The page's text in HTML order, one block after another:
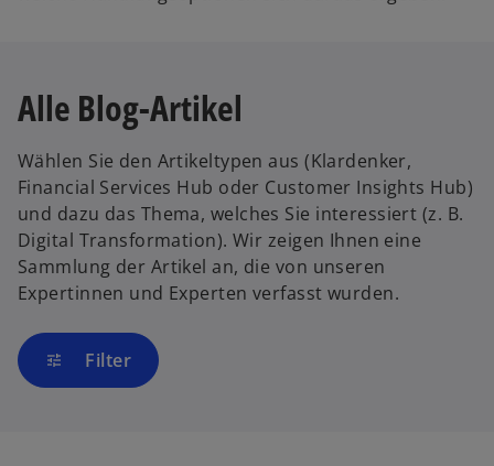
Alle Blog-Artikel
Wählen Sie den Artikeltypen aus (Klardenker,
Financial Services Hub oder Customer Insights Hub)
und dazu das Thema, welches Sie interessiert (z. B.
Digital Transformation). Wir zeigen Ihnen eine
Sammlung der Artikel an, die von unseren
Expertinnen und Experten verfasst wurden.
tune Filter